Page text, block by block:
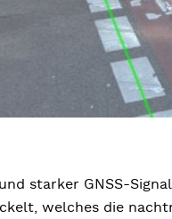
starker GNSS-
welches die